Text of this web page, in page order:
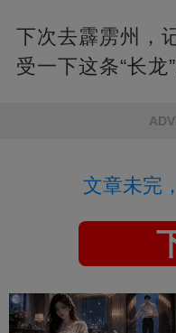
下次去霹雳州，
受一下这条“长龙
文章未完